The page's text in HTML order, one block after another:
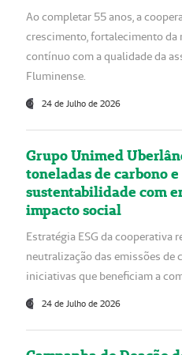
Ao completar 55 anos, a
crescimento, fortalecimento da
contínuo com a qualidade da
Fluminense.
24 de Julho de 2026
Grupo Unimed
toneladas de carbono
sustentabilidade com
impacto social
Estratégia ESG da cooperativa
neutralização das emissões de
iniciativas que beneficiam a
24 de Julho de 2026